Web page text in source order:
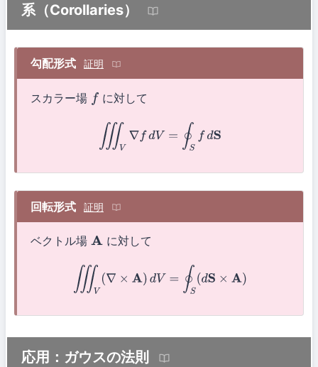
系（Corollaries）
勾配形式 証明
スカラー場 f に対して
∭V∇ fdV=∮S dS
回転形式 証明
ベクトル場A に対して
∭ V( × A dV= dS ×A)
応用：ガウスの法則